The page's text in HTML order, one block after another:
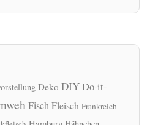
Deko DIYDo-it-
FischFleisch Frankreich